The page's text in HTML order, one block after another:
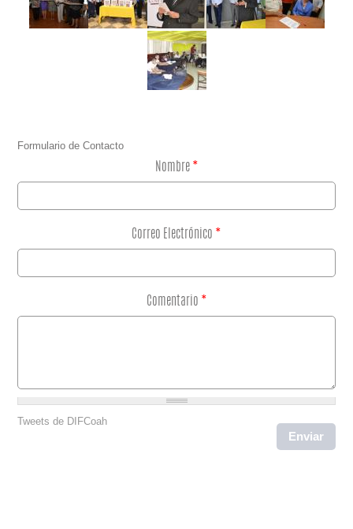
Formulario de Contacto
Nombre *
Correo Electrónico *
Comentario *
Tweets de DIFCoah